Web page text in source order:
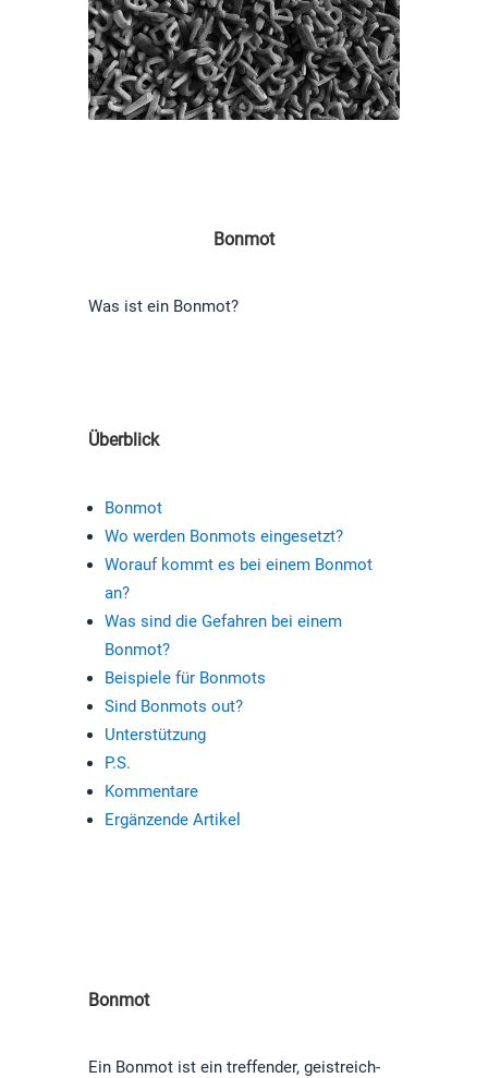
Bonmot
Was ist ein Bonmot?
Überblick
Bonmot
Wo werden Bonmots eingesetzt?
Worauf kommt es bei einem Bonmot
an?
Was sind die Gefahren bei einem
Bonmot?
Beispiele für Bonmots
Sind Bonmots out?
Unterstützung
P.S.
Kommentare
Ergänzende Artikel
Bonmot
Ein Bonmot ist ein treffender, geistreich-